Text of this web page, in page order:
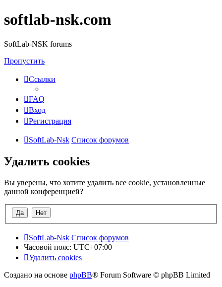
softlab-nsk.com
SoftLab-NSK forums
Пропустить
Ссылки
FAQ
Вход
Регистрация
SoftLab-Nsk Список форумов
Удалить cookies
Вы уверены, что хотите удалить все cookie, установленные
данной конференцией?
SoftLab-Nsk Список форумов
Часовой пояс: UTC+07:00
Удалить cookies
Создано на основе phpBB® Forum Software © phpBB Limited